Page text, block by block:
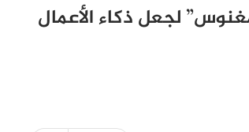
لجعل ذكاء الأعمال